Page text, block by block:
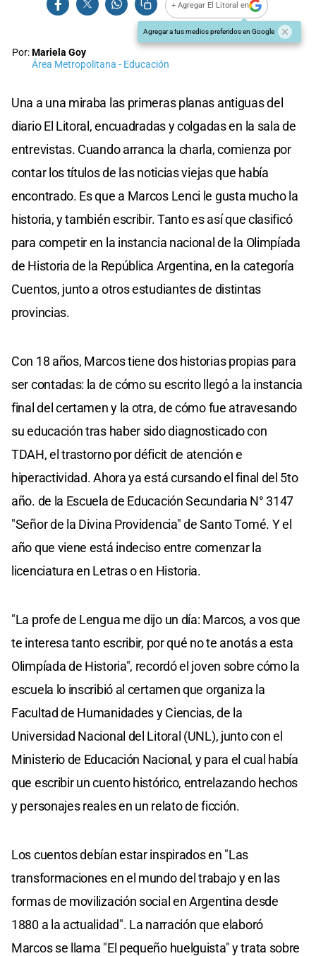
+ Agregar El Litoral en
Agregar a tus medios preferidos en Google
Por:Mariela Goy
Área Metropolitana - Educación
Una a una miraba las primeras planas antiguas del
diario El Litoral, encuadradas y colgadas en la sala de
entrevistas. Cuando arranca la charla, comienza por
contar los títulos de las noticias viejas que había
encontrado. Es que a Marcos Lenci le gusta mucho la
historia, y también escribir. Tanto es así que clasificó
para competir en la instancia nacional de la Olimpíada
de Historia de la República Argentina, en la categoría
Cuentos, junto a otros estudiantes de distintas
provincias.
Con 18 años, Marcos tiene dos historias propias para
ser contadas: la de cómo su escrito llegó a la instancia
final del certamen y la otra, de cómo fue atravesando
su educación tras haber sido diagnosticado con
TDAH, el trastorno por déficit de atención e
hiperactividad. Ahora ya está cursando el final del 5to
año. de la Escuela de Educación Secundaria N° 3147
"Señor de la Divina Providencia" de Santo Tomé. Y el
año que viene está indeciso entre comenzar la
licenciatura en Letras o en Historia.
"La profe de Lengua me dijo un día: Marcos, a vos que
te interesa tanto escribir, por qué no te anotás a esta
Olimpíada de Historia", recordó el joven sobre cómo la
escuela lo inscribió al certamen que organiza la
Facultad de Humanidades y Ciencias, de la
Universidad Nacional del Litoral (UNL), junto con el
Ministerio de Educación Nacional, y para el cual había
que escribir un cuento histórico, entrelazando hechos
y personajes reales en un relato de ficción.
Los cuentos debían estar inspirados en "Las
transformaciones en el mundo del trabajo y en las
formas de movilización social en Argentina desde
1880 a la actualidad". La narración que elaboró
Marcos se llama "El pequeño huelguista" y trata sobre